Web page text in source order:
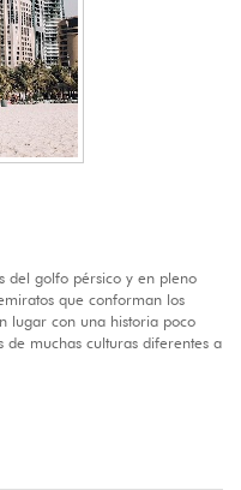
del golfo pérsico y en pleno
que conforman los
lugar con una historia poco
muchas culturas diferentes a